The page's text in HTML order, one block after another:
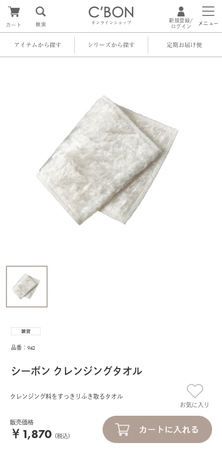
オンラインショップ
カート 検索
新規登録/
ログイン
メニュー
アイテムから探す シリーズから探す 定期お届け便
品番：942
シーボン クレンジングタオル
クレンジング料をすっきりふき取るタオル
お気に入り
販売価格
￥1,870 （税込）